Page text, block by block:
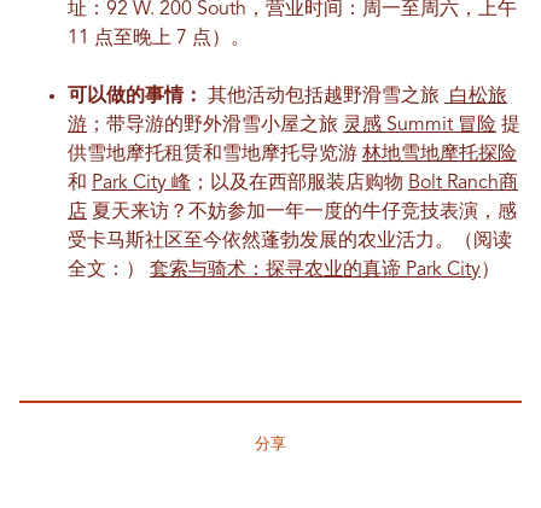
址：92 W. 200 South，营业时间：周一至周六，上午
11 点至晚上 7 点）。
可以做的事情： 其他活动包括越野滑雪之旅 白松旅
游 ；带导游的野外滑雪小屋之旅 灵感 Summit 冒险 提
供雪地摩托租赁和雪地摩托导览游 林地雪地摩托探险
和 Park City 峰 ；以及在西部服装店购物 Bolt Ranch商
店 夏天来访？不妨参加一年一度的牛仔竞技表演，感
受卡马斯社区至今依然蓬勃发展的农业活力。（阅读
全文：） 套索与骑术：探寻农业的真谛 Park City）
分享